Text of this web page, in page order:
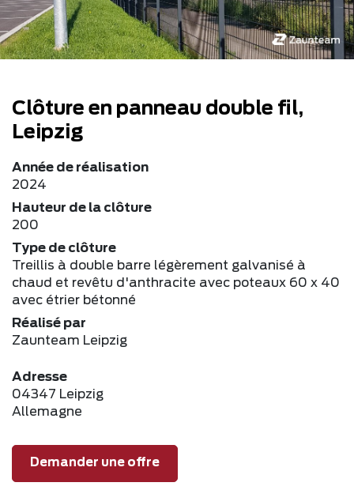
Clôture en panneau double fil,
Leipzig
Année de réalisation
2024
Hauteur de la clôture
200
Type de clôture
Treillis à double barre légèrement galvanisé à
chaud et revêtu d'anthracite avec poteaux 60 x 40
avec étrier bétonné
Réalisé par
Zaunteam Leipzig
Adresse
04347 Leipzig
Allemagne
Demander une offre